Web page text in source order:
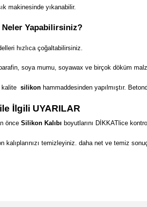
makinesinde yıkanabilir.
Neler Yapabilirsiniz?
hızlıca çoğaltabilirsiniz.
soya mumu, soyawax ve birçok döküm
kalite silikon hammaddesinden yapılmıştır.
İlgili UYARILAR
önce Silikon Kalıbı boyutlarını DİKKATlice
kalıplarınızı temizleyiniz. daha net ve temiz